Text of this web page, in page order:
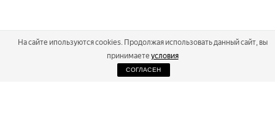
На сайте ипользуются cookies. Продолжая использовать данный сайт, вы
принимаете условия
СОГЛАСЕН